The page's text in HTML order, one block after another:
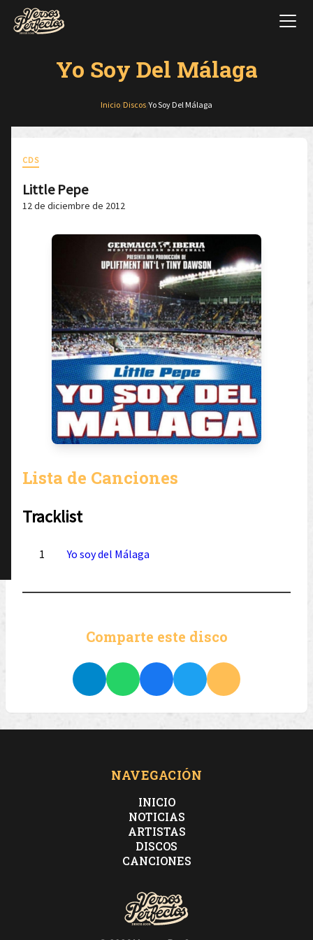
Yo Soy Del Málaga
Inicio Discos /Yo Soy Del Málaga
CDS
Little Pepe
12 de diciembre de 2012
Lista de Canciones
Tracklist
1 Yo soy del Málaga
Comparte este disco
NAVEGACIÓN
INICIO
NOTICIAS
ARTISTAS
DISCOS
CANCIONES